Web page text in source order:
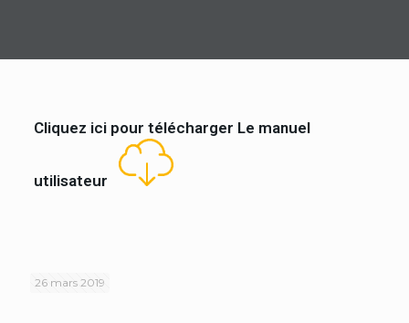
Cliquez ici pour télécharger Le manuel
utilisateur
26 mars 2019